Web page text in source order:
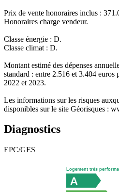
Prix de vente honoraires inclus :
Honoraires charge vendeur.
Classe énergie : D.
Classe climat : D.
Montant estimé des dépenses
standard : entre 2.516 et 3.404 euros
2022 et 2023.
Les informations sur les risques
disponibles sur le site Géorisques :
Diagnostics
EPC/GES
A
Logement très